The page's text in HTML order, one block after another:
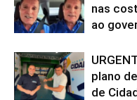
nas
ao
plano
de